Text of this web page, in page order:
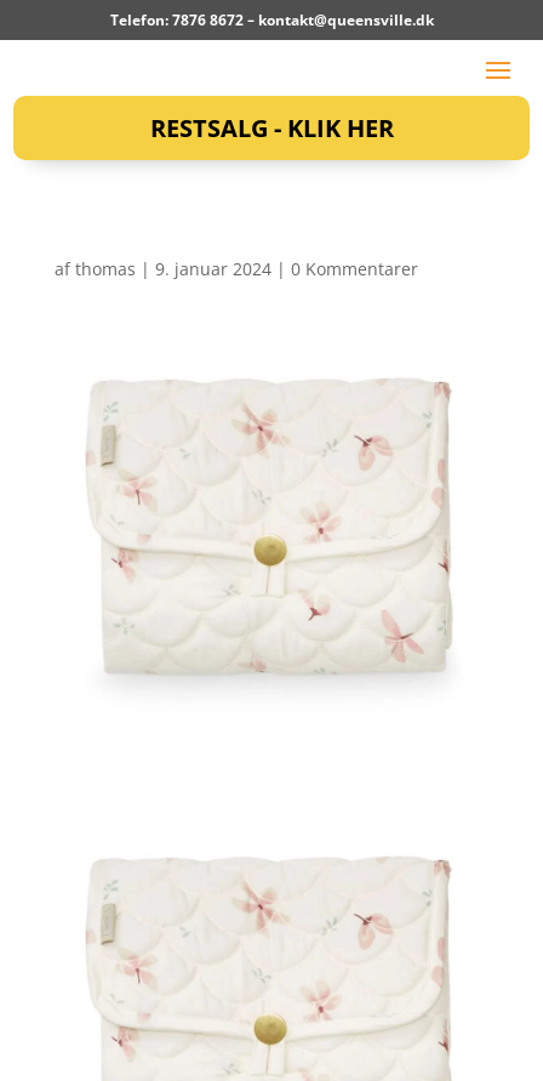
Telefon: 7876 8672 – kontakt@queensville.dk
RESTSALG - KLIK HER
afthomas | 9. januar 2024| 0 Kommentarer